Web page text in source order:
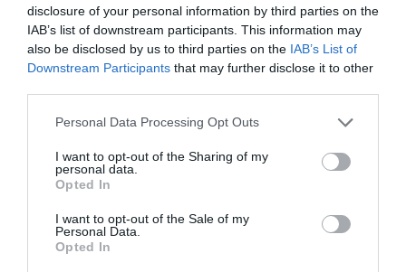
disclosure of your personal information by third parties on the
IAB’s list of downstream participants. This information may
also be disclosed by us to third parties on the IAB’s List of
Downstream Participants that may further disclose it to other
Personal Data Processing Opt Outs
I want to opt-out of the Sharing of my
personal data.
Opted In
I want to opt-out of the Sale of my
Personal Data.
Opted In